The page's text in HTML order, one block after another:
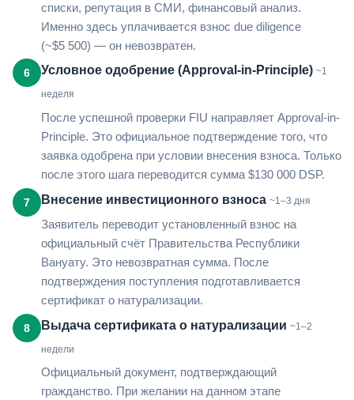
списки, репутация в СМИ, финансовый анализ.
Именно здесь уплачивается взнос due diligence
(~$5 500) — он невозвратен.
6 Условное одобрение (Approval-in-Principle) ~1
неделя
После успешной проверки FIU направляет Approval-in-
Principle. Это официальное подтверждение того, что
заявка одобрена при условии внесения взноса. Только
после этого шага переводится сумма $130 000 DSP.
7 Внесение инвестиционного взноса ~1–3 дня
Заявитель переводит установленный взнос на
официальный счёт Правительства Республики
Вануату. Это невозвратная сумма. После
подтверждения поступления подготавливается
сертификат о натурализации.
8 Выдача сертификата о натурализации ~1–2
недели
Официальный документ, подтверждающий
гражданство. При желании на данном этапе